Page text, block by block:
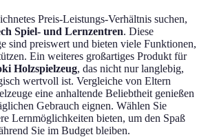
Preis-Leistungs-Verhältnis suchen,
Spiel- und Lernzentren. Diese
sind preiswert und bieten viele Funktionen,
Ein weiteres großartiges Produkt für
Holzspielzeug, das nicht nur langlebig,
wertvoll ist. Vergleiche von Eltern
eine anhaltende Beliebtheit genießen
Gebrauch eignen. Wählen Sie
Lernmöglichkeiten bieten, um den Spaß
Sie im Budget bleiben.